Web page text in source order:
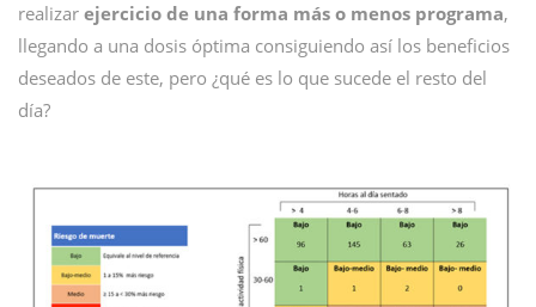
realizar ejercicio de una forma más o menos programa,
llegando a una dosis óptima consiguiendo así los beneficios
deseados de este, pero ¿qué es lo que sucede el resto del
día?